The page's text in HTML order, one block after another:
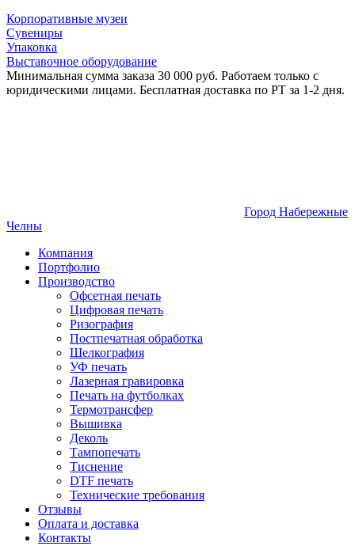
Корпоративные музеи
Сувениры
Упаковка
Выставочное оборудование
Минимальная сумма заказа 30 000 руб. Работаем только с
юридическими лицами. Бесплатная доставка по РТ за 1-2 дня.
Город Набережные
Челны
Компания
Портфолио
Производство
Офсетная печать
Цифровая печать
Ризография
Постпечатная обработка
Шелкография
УФ печать
Лазерная гравировка
Печать на футболках
Термотрансфер
Вышивка
Деколь
Тампопечать
Тиснение
DTF печать
Технические требования
Отзывы
Оплата и доставка
Контакты